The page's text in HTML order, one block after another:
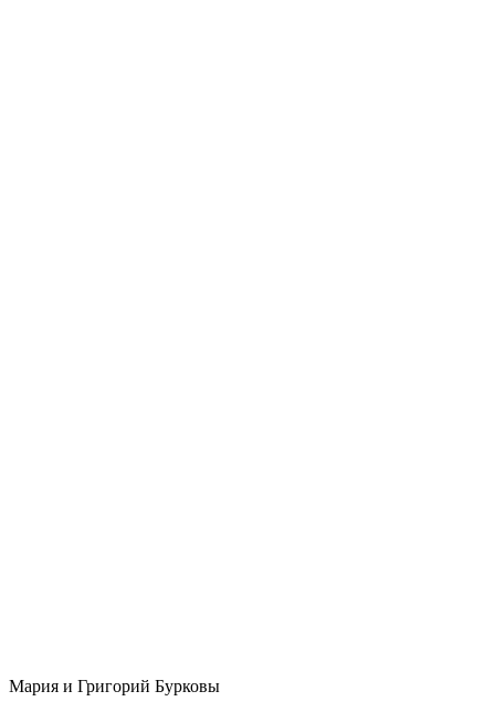
Мария и Григорий Бурковы